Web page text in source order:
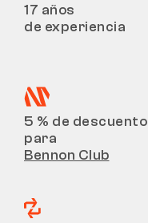
17 años
de experiencia
5 % de descuento
para
Bennon Club